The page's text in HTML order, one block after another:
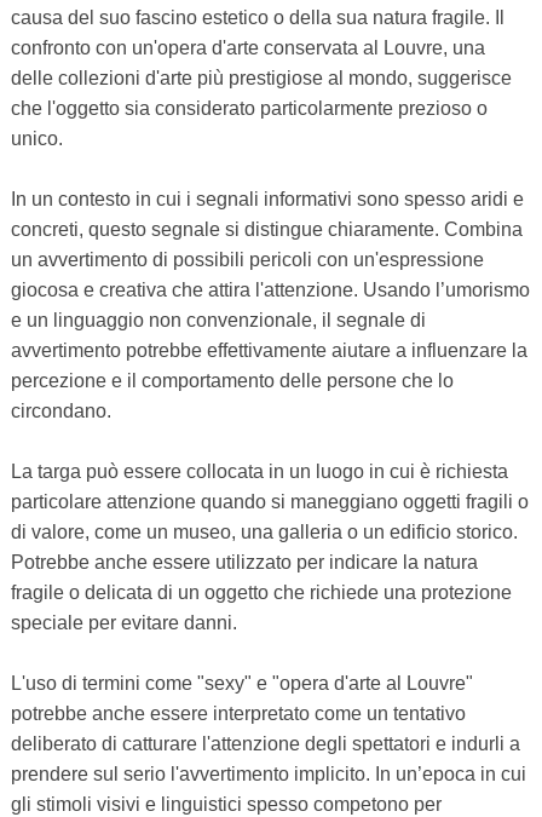
causa del suo fascino estetico o della sua natura fragile. Il
confronto con un'opera d'arte conservata al Louvre, una
delle collezioni d'arte più prestigiose al mondo, suggerisce
che l'oggetto sia considerato particolarmente prezioso o
unico.
In un contesto in cui i segnali informativi sono spesso aridi e
concreti, questo segnale si distingue chiaramente. Combina
un avvertimento di possibili pericoli con un'espressione
giocosa e creativa che attira l'attenzione. Usando l’umorismo
e un linguaggio non convenzionale, il segnale di
avvertimento potrebbe effettivamente aiutare a influenzare la
percezione e il comportamento delle persone che lo
circondano.
La targa può essere collocata in un luogo in cui è richiesta
particolare attenzione quando si maneggiano oggetti fragili o
di valore, come un museo, una galleria o un edificio storico.
Potrebbe anche essere utilizzato per indicare la natura
fragile o delicata di un oggetto che richiede una protezione
speciale per evitare danni.
L'uso di termini come "sexy" e "opera d'arte al Louvre"
potrebbe anche essere interpretato come un tentativo
deliberato di catturare l'attenzione degli spettatori e indurli a
prendere sul serio l'avvertimento implicito. In un’epoca in cui
gli stimoli visivi e linguistici spesso competono per